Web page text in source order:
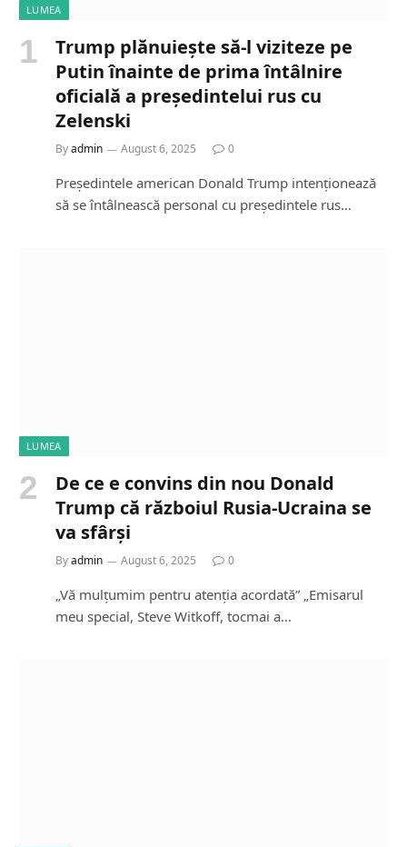
LUMEA
Trump plănuiește să-l viziteze pe
Putin înainte de prima întâlnire
oficială a președintelui rus cu
Zelenski
Byadmin August 6, 2025 0
Președintele american Donald Trump intenționează
să se întâlnească personal cu președintele rus…
LUMEA
De ce e convins din nou Donald
Trump că războiul Rusia-Ucraina se
va sfârși
Byadmin August 6, 2025 0
„Vă mulțumim pentru atenția acordată” „Emisarul
meu special, Steve Witkoff, tocmai a…